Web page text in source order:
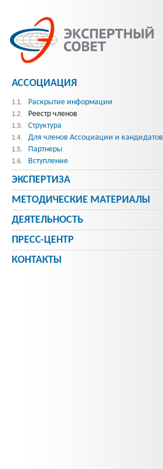
АССОЦИАЦИЯ
1.1. Раскрытие информации
1.2. Реестр членов
1.3. Структура
1.4. Для членов Ассоциации и кандидатов
1.5. Партнеры
1.6. Вступление
ЭКСПЕРТИЗА
МЕТОДИЧЕСКИE МАТЕРИАЛЫ
ДЕЯТЕЛЬНОСТЬ
ПРЕСС-ЦЕНТР
КОНТАКТЫ